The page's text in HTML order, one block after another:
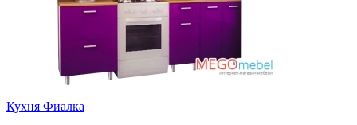
Кухня Фиалка